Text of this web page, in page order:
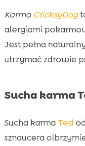
Karma CricksyDog
alergiami
Jest pełna
utrzymać zdrowie
Sucha karma
Sucha karma Ted
sznaucera